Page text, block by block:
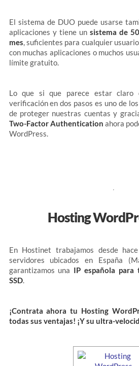
El sistema de DUO puede usarse
aplicaciones y tiene un sistema de
mes, suficientes para cualquier
con muchas aplicaciones o muchos
límite gratuito.
Lo que si que parece estar claro
verificación en dos pasos es uno de
de proteger nuestras cuentas y
Two-Factor Authentication ahora
WordPress.
Hosting
En Hostinet trabajamos desde
servidores ubicados en España
garantizamos una IP española para
SSD.
¡Contrata ahora tu Hosting
todas sus ventajas! ¡Y su ultra-